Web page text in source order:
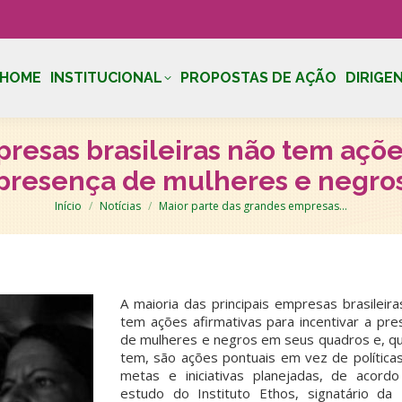
HOME INSTITUCIONAL PROPOSTAS DE AÇÃO
brasileiras não tem
de mulheres e
Você está aqui:
Início Notícias Maior parte das grandes empresas…
A maioria das principais empresas
tem ações afirmativas para incentivar a
de mulheres e negros em seus quadros e,
tem, são ações pontuais em vez de
metas e iniciativas planejadas, de
estudo do Instituto Ethos, signatário da